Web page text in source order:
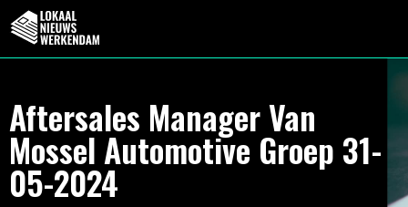
Aftersales Manager Van
Mossel Automotive Groep 31-
05-2024